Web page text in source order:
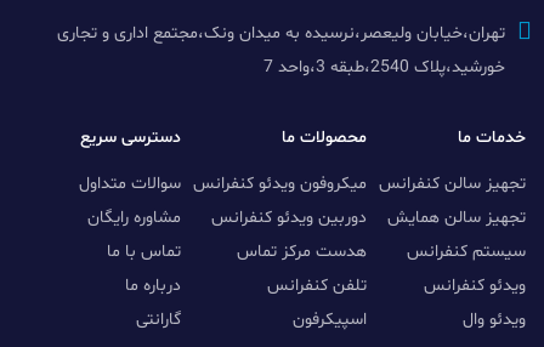
تهران،خیابان ولیعصر،نرسیده به میدان ونک،مجتمع اداری و تجاری
خورشید،پلاک 2540،طبقه 3،واحد 7
خدمات ما
تجهیز سالن کنفرانس
تجهیز سالن همایش
سیستم کنفرانس
ویدئو کنفرانس
ویدئو وال
محصولات ما
میکروفون ویدئو کنفرانس
دوربین ویدئو کنفرانس
هدست مرکز تماس
تلفن کنفرانس
اسپیکرفون
دسترسی سریع
سوالات متداول
مشاوره رایگان
تماس با ما
درباره ما
گارانتی